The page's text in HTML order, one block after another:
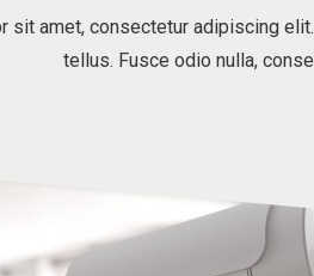
sit amet, consectetur adipiscing
tellus. Fusce odio nulla,